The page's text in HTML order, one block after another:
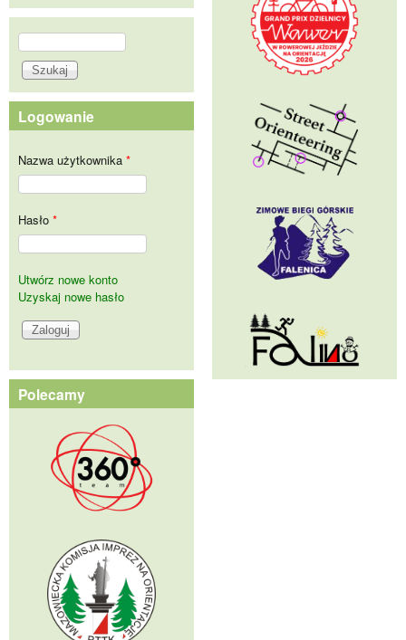
Formularz wyszukiwania
Szukaj
Logowanie
Nazwa użytkownika *
Hasło *
Utwórz nowe konto
Uzyskaj nowe hasło
Polecamy